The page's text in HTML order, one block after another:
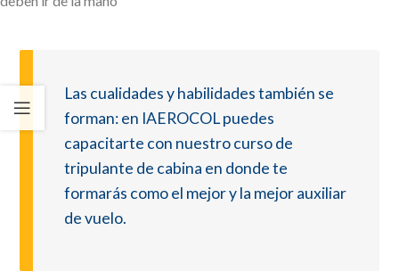
Las cualidades y habilidades también se
forman: en IAEROCOL puedes
capacitarte con nuestro curso de
tripulante de cabina en donde te
formarás como el mejor y la mejor auxiliar
de vuelo.